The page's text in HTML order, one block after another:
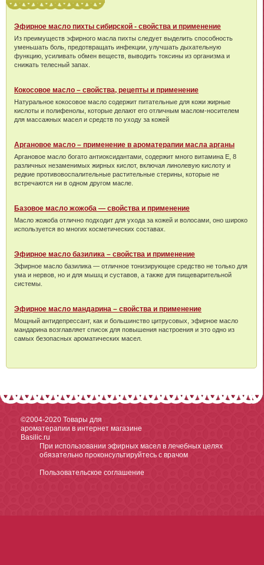
Эфирное масло пихты сибирской - свойства и применение
Из преимуществ эфирного масла пихты следует выделить способность
уменьшать боль, предотвращать инфекции, улучшать дыхательную
функцию, усиливать обмен веществ, выводить токсины из организма и
снижать телесный запах.
Кокосовое масло – свойства, рецепты и применение
Натуральное кокосовое масло содержит питательные для кожи жирные
кислоты и полифенолы, которые делают его отличным маслом-носителем
для массажных масел и средств по уходу за кожей
Аргановое масло – применение в ароматерапии масла арганы
Аргановое масло богато антиоксидантами, содержит много витамина Е, 8
различных незаменимых жирных кислот, включая линолевую кислоту и
редкие противовоспалительные растительные стерины, которые не
встречаются ни в одном другом масле.
Базовое масло жожоба — свойства и применение
Масло жожоба отлично подходит для ухода за кожей и волосами, оно широко
используется во многих косметических составах.
Эфирное масло базилика – свойства и применение
Эфирное масло базилика — отличное тонизирующее средство не только для
ума и нервов, но и для мышц и суставов, а также для пищеварительной
системы.
Эфирное масло мандарина – свойства и применение
Мощный антидепрессант, как и большинство цитрусовых, эфирное масло
мандарина возглавляет список для повышения настроения и это одно из
самых безопасных ароматических масел.
©2004-2020 Товары для
ароматерапии в интернет магазине
Basilic.ru
При использовании эфирных масел в лечебных целях
обязательно проконсультируйтесь с врачом
Пользовательское соглашение